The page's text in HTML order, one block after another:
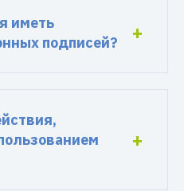
иметь
подписей?